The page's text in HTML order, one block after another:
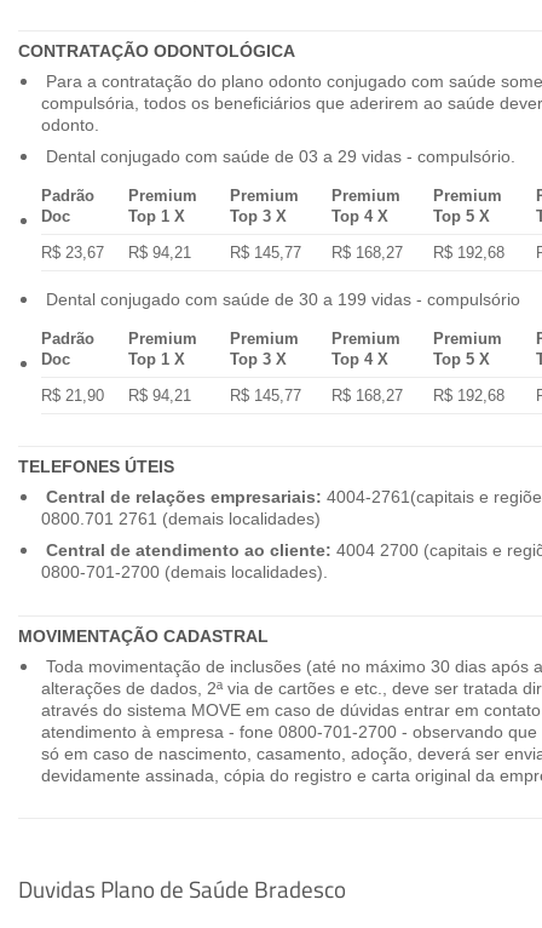
CONTRATAÇÃO ODONTOLÓGICA
Para a contratação do plano odonto conjugado com saúde
compulsória, todos os beneficiários que aderirem ao saúde
odonto.
Dental conjugado com saúde de 03 a 29 vidas - compulsório.
Padrão
Doc
Premium
Top 1 X
Premium
Top 3 X
Premium
Top 4 X
Premium
Top 5 X
R$ 23,67
R$ 94,21 R$ 145,77 R$ 168,27 R$ 192,68
Dental conjugado com saúde de 30 a 199 vidas - compulsório
Padrão
Doc
Premium
Top 1 X
Premium
Top 3 X
Premium
Top 4 X
Premium
Top 5 X
R$ 21,90
R$ 94,21 R$ 145,77 R$ 168,27 R$ 192,68
TELEFONES ÚTEIS
Central de relações empresariais: 4004-2761(capitais e
0800.701 2761 (demais localidades)
Central de atendimento ao cliente: 4004 2700 (capitais e
0800-701-2700 (demais localidades).
MOVIMENTAÇÃO CADASTRAL
Toda movimentação de inclusões (até no máximo 30 dias após
alterações de dados, 2ª via de cartões e etc., deve ser tratada
através do sistema MOVE em caso de dúvidas entrar em
atendimento à empresa - fone 0800-701-2700 - observando
só em caso de nascimento, casamento, adoção, deverá ser
devidamente assinada, cópia do registro e carta original da
Duvidas Plano de Saúde Bradesco